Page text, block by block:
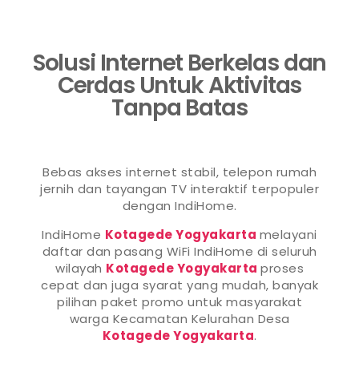
Solusi Internet Berkelas dan
Cerdas Untuk Aktivitas
Tanpa Batas
Bebas akses internet stabil, telepon rumah
jernih dan tayangan TV interaktif terpopuler
dengan IndiHome.
IndiHome Kotagede Yogyakarta melayani
daftar dan pasang WiFi IndiHome di seluruh
wilayah Kotagede Yogyakarta proses
cepat dan juga syarat yang mudah, banyak
pilihan paket promo untuk masyarakat
warga Kecamatan Kelurahan Desa
Kotagede Yogyakarta.